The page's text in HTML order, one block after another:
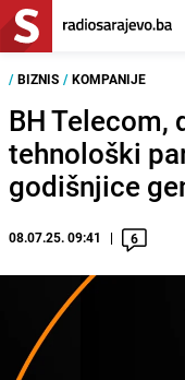
/ BIZNIS / KOMPANIJE
BH Telecom,
tehnološki
godišnjice
08.07.25. 09:41 6